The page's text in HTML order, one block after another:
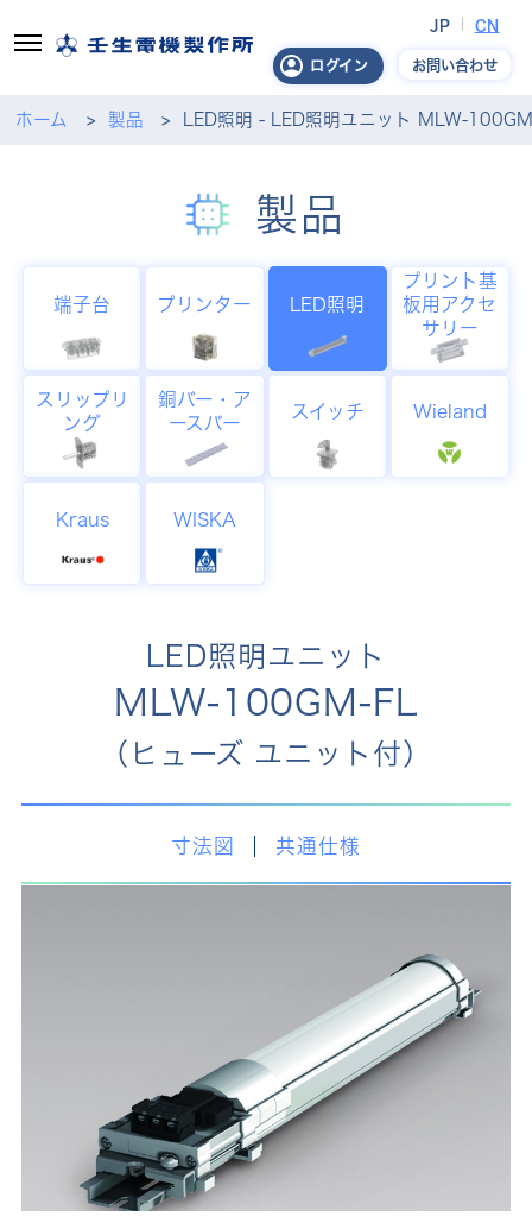
ログイン
JP CN
お問い合わせ
ホーム 製品 LED照明 - LED照明ユニット MLW-
製品
端子台 プリンター LED照明
プリント基
板用アクセ
サリー
スリップリ
ング
銅バー・ア
ースバー
スイッチ Wieland
Kraus WISKA
LED照明ユニット
MLW-100GM-FL
（ヒューズ ユニット付）
寸法図 共通仕様